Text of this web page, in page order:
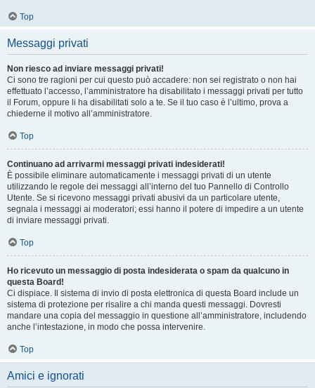
Top
Messaggi privati
Non riesco ad inviare messaggi privati!
Ci sono tre ragioni per cui questo può accadere: non sei registrato o non hai
effettuato l’accesso, l’amministratore ha disabilitato i messaggi privati per tutto
il Forum, oppure li ha disabilitati solo a te. Se il tuo caso è l’ultimo, prova a
chiederne il motivo all’amministratore.
Top
Continuano ad arrivarmi messaggi privati indesiderati!
È possibile eliminare automaticamente i messaggi privati ​​di un utente
utilizzando le regole dei messaggi all’interno del tuo Pannello di Controllo
Utente. Se si ricevono messaggi privati ​​abusivi da un particolare utente,
segnala i messaggi ai moderatori; essi hanno il potere di impedire a un utente
di inviare messaggi privati​​.
Top
Ho ricevuto un messaggio di posta indesiderata o spam da qualcuno in
questa Board!
Ci dispiace. Il sistema di invio di posta elettronica di questa Board include un
sistema di protezione per risalire a chi manda questi messaggi. Dovresti
mandare una copia del messaggio in questione all’amministratore, includendo
anche l’intestazione, in modo che possa intervenire.
Top
Amici e ignorati